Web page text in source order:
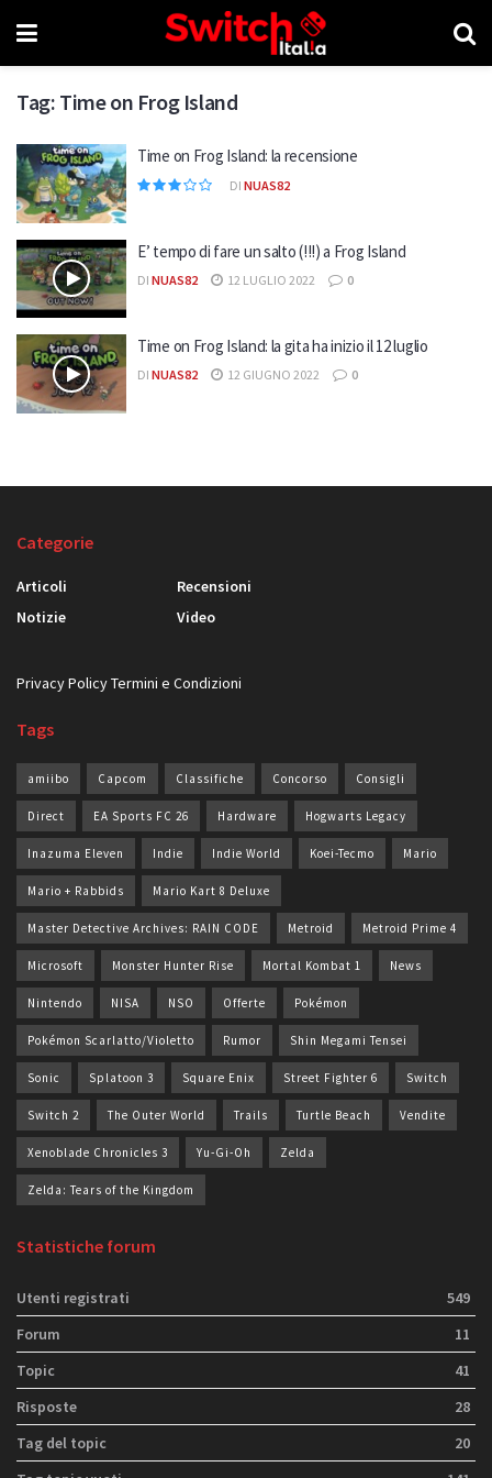
Tag: Time on Frog Island
Time on Frog Island: la recensione
DI NUAS82
E’ tempo di fare un salto (!!!) a Frog Island
DI NUAS82 12 LUGLIO 2022 0
Time on Frog Island: la gita ha inizio il 12 luglio
DI NUAS82 12 GIUGNO 2022 0
Categorie
Articoli
Notizie
Recensioni
Video
Privacy PolicyTermini e Condizioni
Tags
amiibo Capcom Classifiche Concorso Consigli
Direct EA Sports FC 26 Hardware Hogwarts Legacy
Inazuma Eleven Indie Indie World Koei-Tecmo Mario
Mario + Rabbids Mario Kart 8 Deluxe
Master Detective Archives: RAIN CODE Metroid Metroid Prime 4
Microsoft Monster Hunter Rise Mortal Kombat 1 News
Nintendo NISA NSO Offerte Pokémon
Pokémon Scarlatto/Violetto Rumor Shin Megami Tensei
Sonic Splatoon 3 Square Enix Street Fighter 6 Switch
Switch 2 The Outer World Trails Turtle Beach Vendite
Xenoblade Chronicles 3 Yu-Gi-Oh Zelda
Zelda: Tears of the Kingdom
Statistiche forum
Utenti registrati
549
Forum
11
Topic
41
Risposte
28
Tag del topic
20